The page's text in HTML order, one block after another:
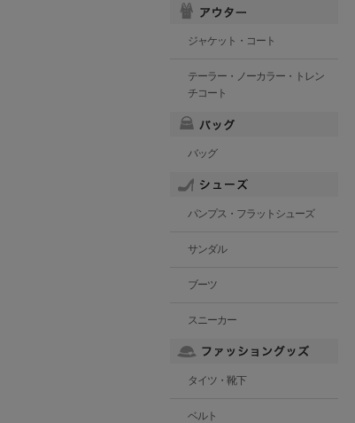
ジャケット・コート
テーラー・ノーカラー・トレン
チコート
バッグ
パンプス・フラットシューズ
サンダル
ブーツ
スニーカー
タイツ・靴下
ベルト